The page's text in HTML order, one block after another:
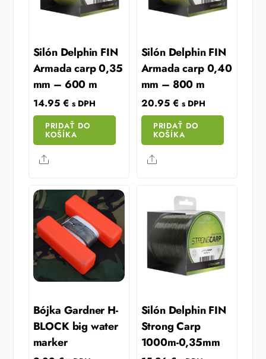
Silón Delphin FIN
Armada carp 0,35
mm – 600 m
14.95 € s DPH
PRIDAŤ DO
KOŠÍKA
Share
Silón Delphin FIN
Armada carp 0,40
mm – 800 m
20.95 € s DPH
PRIDAŤ DO
KOŠÍKA
Share
Bójka Gardner H-
BLOCK big water
marker
Silón Delphin FIN
Strong Carp
1000m-0,35mm